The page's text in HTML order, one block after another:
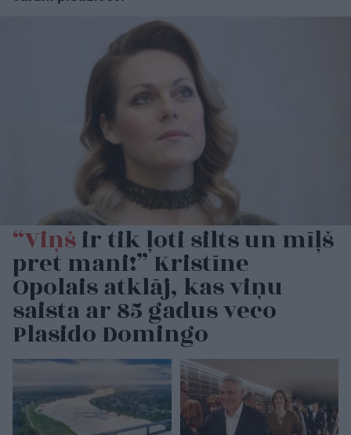
“Viņšir tik ļoti silts un mīļš
pret mani!” Kristīne
Opolais atklāj, kas viņu
saista ar 85 gadus veco
Plasido Domingo